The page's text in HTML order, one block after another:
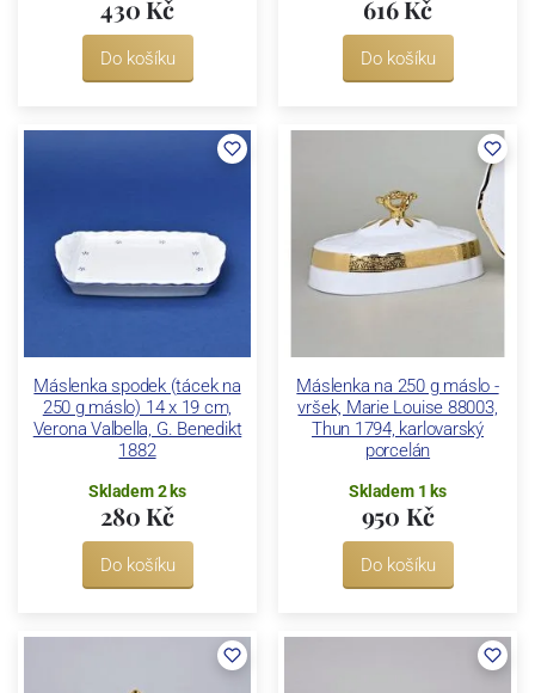
430 Kč
Do košíku
616 Kč
Do košíku
Máslenka spodek (tácek na
250 g máslo) 14 x 19 cm,
Verona Valbella, G. Benedikt
1882
Skladem 2 ks
280 Kč
Do košíku
Máslenka na 250 g máslo -
vršek, Marie Louise 88003,
Thun 1794, karlovarský
porcelán
Skladem 1 ks
950 Kč
Do košíku